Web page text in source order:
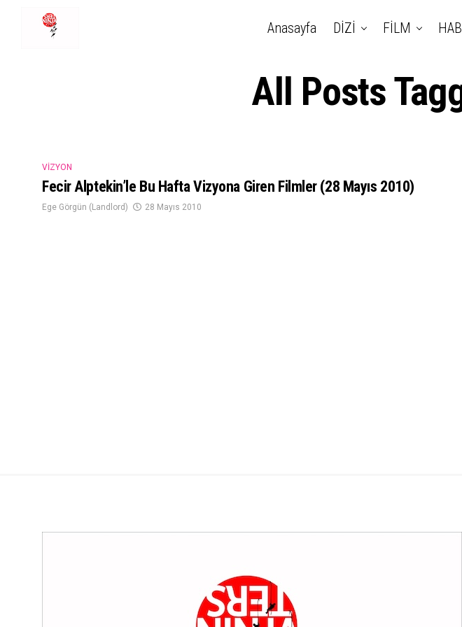
Anasayfa DİZİ FİLM
All Posts
VIZYON
Fecir Alptekin’le Bu Hafta Vizyona Giren Filmler (28 Mayıs 2010)
Ege Görgün (Landlord) 28 Mayıs 2010